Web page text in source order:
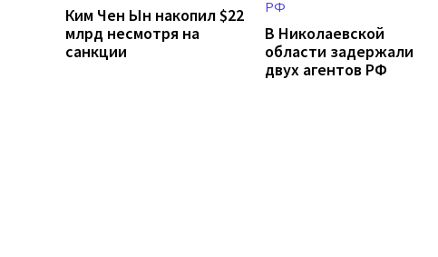
Ким Чен Ын накопил $22
млрд несмотря на
санкции
В Николаевской
области задержали
двух агентов РФ